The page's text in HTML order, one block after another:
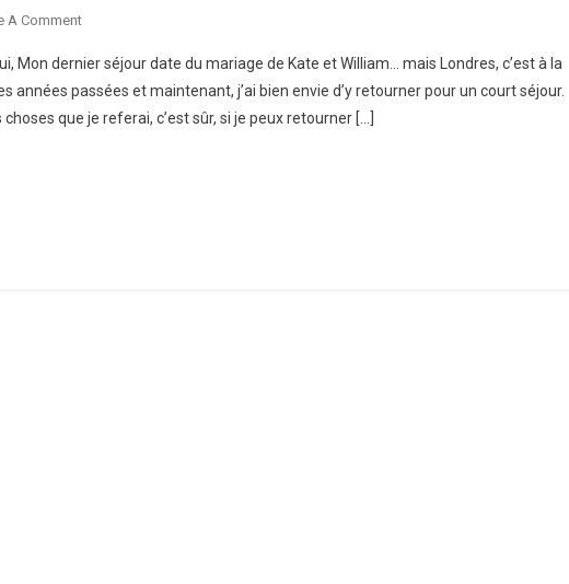
A CommentOn
Incontournables
À
Londres
Mon dernier séjour date du mariage de Kate et William… mais Londres, c’est à la
années passées et maintenant, j’ai bien envie d’y retourner pour un court séjour.
que je referai, c’est sûr, si je peux retourner […]